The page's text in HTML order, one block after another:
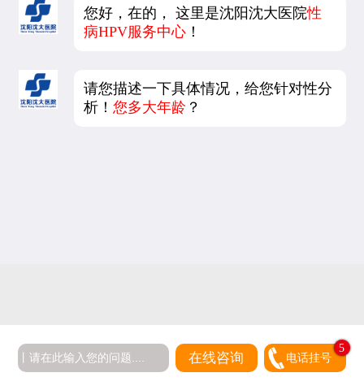
您好，在的， 这里是沈阳沈大医院性
病HPV服务中心 ！
请您描述一下具体情况，给您针对性分
析！您多大年龄 ？
在线咨询 电话挂号
5